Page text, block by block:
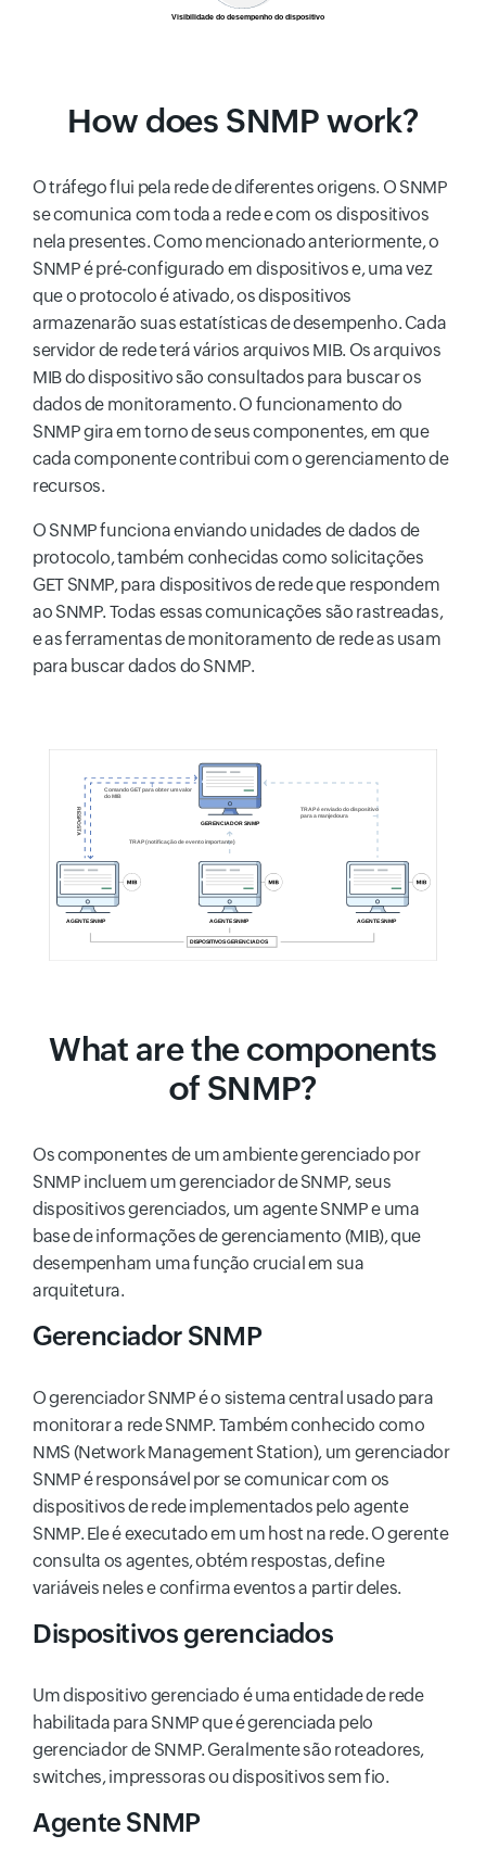
How does SNMP work?
O tráfego flui pela rede de diferentes origens. O SNMP
se comunica com toda a rede e com os dispositivos
nela presentes. Como mencionado anteriormente, o
SNMP é pré-configurado em dispositivos e, uma vez
que o protocolo é ativado, os dispositivos
armazenarão suas estatísticas de desempenho. Cada
servidor de rede terá vários arquivos MIB. Os arquivos
MIB do dispositivo são consultados para buscar os
dados de monitoramento. O funcionamento do
SNMP gira em torno de seus componentes, em que
cada componente contribui com o gerenciamento de
recursos.
O SNMP funciona enviando unidades de dados de
protocolo, também conhecidas como solicitações
GET SNMP, para dispositivos de rede que respondem
ao SNMP. Todas essas comunicações são rastreadas,
e as ferramentas de monitoramento de rede as usam
para buscar dados do SNMP.
What are the components
of SNMP?
Os componentes de um ambiente gerenciado por
SNMP incluem um gerenciador de SNMP, seus
dispositivos gerenciados, um agente SNMP e uma
base de informações de gerenciamento (MIB), que
desempenham uma função crucial em sua
arquitetura.
Gerenciador SNMP
O gerenciador SNMP é o sistema central usado para
monitorar a rede SNMP. Também conhecido como
NMS (Network Management Station), um gerenciador
SNMP é responsável por se comunicar com os
dispositivos de rede implementados pelo agente
SNMP. Ele é executado em um host na rede. O gerente
consulta os agentes, obtém respostas, define
variáveis neles e confirma eventos a partir deles.
Dispositivos gerenciados
Um dispositivo gerenciado é uma entidade de rede
habilitada para SNMP que é gerenciada pelo
gerenciador de SNMP. Geralmente são roteadores,
switches, impressoras ou dispositivos sem fio.
Agente SNMP